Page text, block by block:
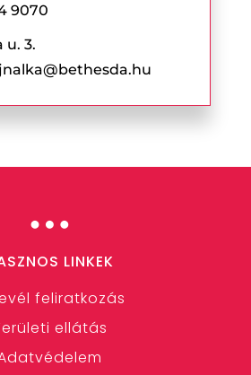
9070
u. 3.
…
LINKEK
feliratkozás
ellátás